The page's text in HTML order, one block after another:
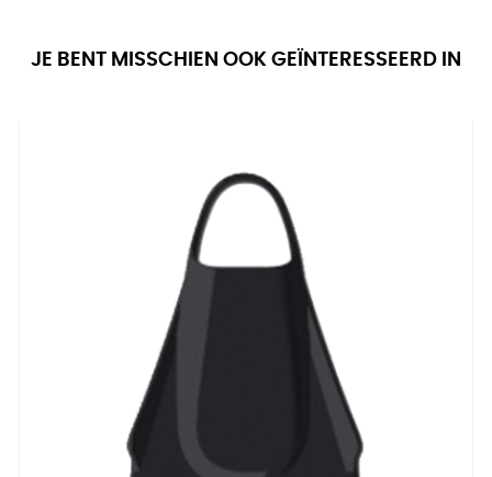
JE BENT MISSCHIEN OOK GEÏNTERESSEERD IN